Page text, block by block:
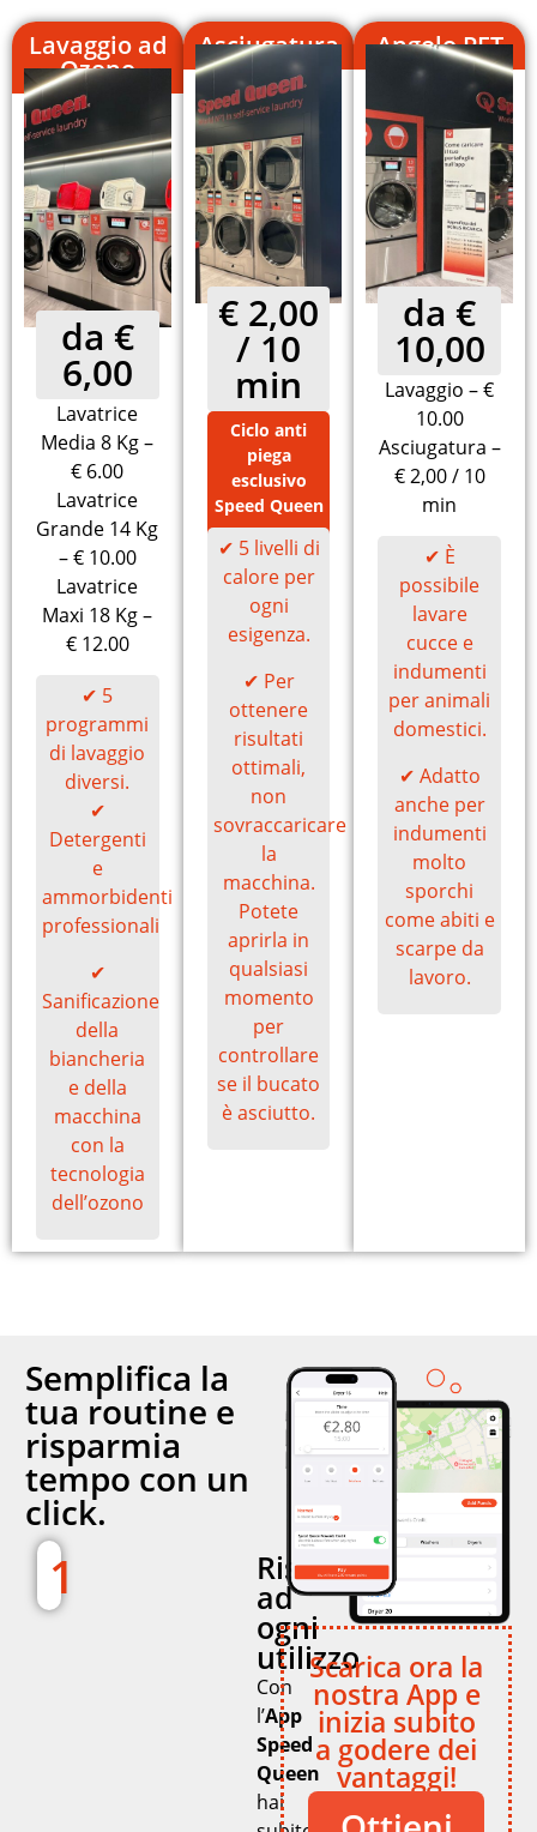
Lavaggio ad
Ozono
da €
6,00
Lavatrice
Media 8 Kg –
€ 6.00
Lavatrice
Grande 14 Kg
– € 10.00
Lavatrice
Maxi 18 Kg –
€ 12.00
✔ 5
programmi
di lavaggio
diversi.
✔
Detergenti
e
ammorbidenti
professionali
✔
Sanificazione
della
biancheria
e della
macchina
con la
tecnologia
dell’ozono
Asciugatura
€ 2,00
/ 10
min
Ciclo anti
piega
esclusivo
Speed Queen
✔ 5 livelli di
calore per
ogni
esigenza.
✔ Per
ottenere
risultati
ottimali,
non
sovraccaricare
la
macchina.
Potete
aprirla in
qualsiasi
momento
per
controllare
se il bucato
è asciutto.
Angolo PET
da €
10,00
Lavaggio – €
10.00
Asciugatura –
€ 2,00 / 10
min
✔ È
possibile
lavare
cucce e
indumenti
per animali
domestici.
✔ Adatto
anche per
indumenti
molto
sporchi
come abiti e
scarpe da
lavoro.
Semplifica la
tua routine e
risparmia
tempo con un
click.
1 Risparmia
ad
ogni
utilizzo
Con
l’App
Speed
Queen
hai
Scarica ora la
nostra App e
inizia subito
a godere dei
vantaggi!